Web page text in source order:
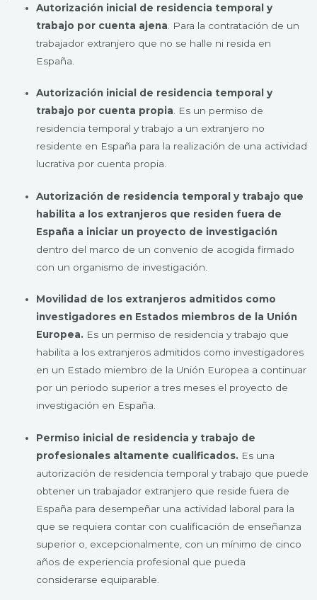
Autorización inicial de residencia temporal y
trabajo por cuenta ajena . Para la contratación de un
trabajador extranjero que no se halle ni resida en
España.
Autorización inicial de residencia temporal y
trabajo por cuenta propia . Es un permiso de
residencia temporal y trabajo a un extranjero no
residente en España para la realización de una actividad
lucrativa por cuenta propia.
Autorización de residencia temporal y trabajo que
habilita a los extranjeros que residen fuera de
España a iniciar un proyecto de investigación
dentro del marco de un convenio de acogida firmado
con un organismo de investigación.
Movilidad de los extranjeros admitidos como
investigadores en Estados miembros de la Unión
Europea. Es un permiso de residencia y trabajo que
habilita a los extranjeros admitidos como investigadores
en un Estado miembro de la Unión Europea a continuar
por un periodo superior a tres meses el proyecto de
investigación en España.
Permiso inicial de residencia y trabajo de
profesionales altamente cualificados. Es una
autorización de residencia temporal y trabajo que puede
obtener un trabajador extranjero que reside fuera de
España para desempeñar una actividad laboral para la
que se requiera contar con cualificación de enseñanza
superior o, excepcionalmente, con un mínimo de cinco
años de experiencia profesional que pueda
considerarse equiparable.